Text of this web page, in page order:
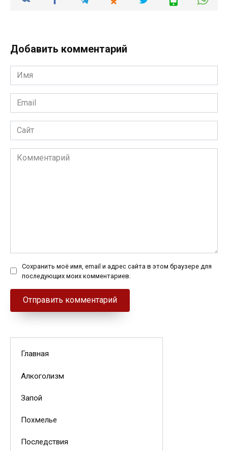
Добавить комментарий
Имя
*
Email
*
Сайт
Комментарий
Сохранить моё имя, email и адрес сайта в этом браузере для
последующих моих комментариев.
Главная
Алкоголизм
Запой
Похмелье
Последствия